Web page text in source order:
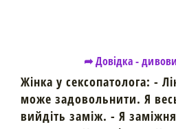
➦ Довідка -
Жінка у сексопатолога: -
може задовольнити. Я
вийдіть заміж. - Я